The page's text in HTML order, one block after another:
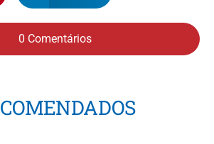
0 Comentários